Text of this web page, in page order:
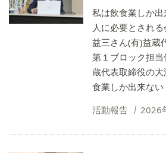
私は飲食業しか
人に必要とされ
益三さん(有)益蔵
第１ブロック担
蔵代表取締役の
食業しか出来な
活動報告
2026